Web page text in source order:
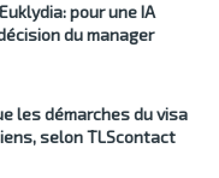
pour une IA
du manager
les démarches du visa
selon TLScontact